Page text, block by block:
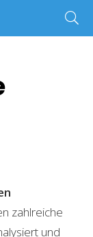
zahlreiche
und